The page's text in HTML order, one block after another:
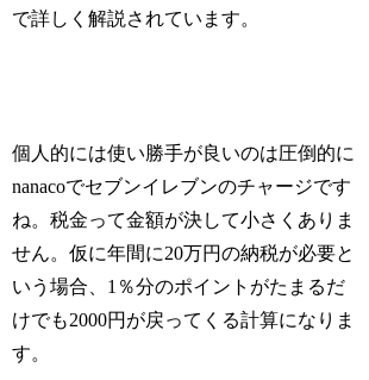
で詳しく解説されています。
個人的には使い勝手が良いのは圧倒的に
nanacoでセブンイレブンのチャージです
ね。税金って金額が決して小さくありま
せん。仮に年間に20万円の納税が必要と
いう場合、1％分のポイントがたまるだ
けでも2000円が戻ってくる計算になりま
す。